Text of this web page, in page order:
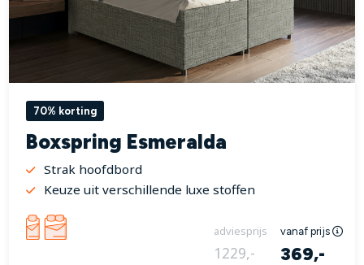
70% korting
Boxspring Esmeralda
Strak hoofdbord
Keuze uit verschillende luxe stoffen
adviesprijs vanaf prijs
1229,- 369,-